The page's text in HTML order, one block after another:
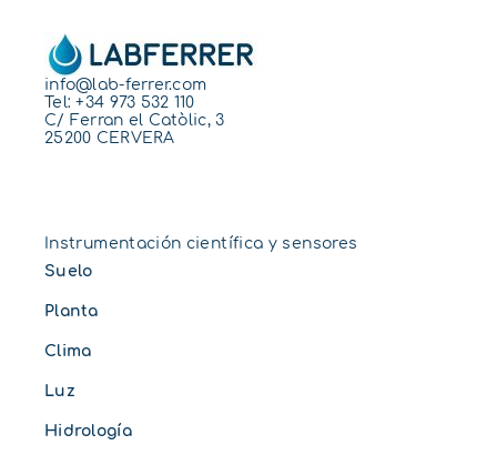
info@lab-ferrer.com
Tel:+34 973 532 110
C/ Ferran el Catòlic, 3
25200 CERVERA
Instrumentación científica y sensores
Suelo
Planta
Clima
Luz
Hidrología